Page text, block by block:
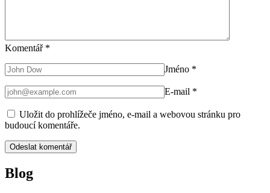
Komentář *
Jméno *
E-mail *
Uložit do prohlížeče jméno, e-mail a webovou stránku pro
budoucí komentáře.
Blog